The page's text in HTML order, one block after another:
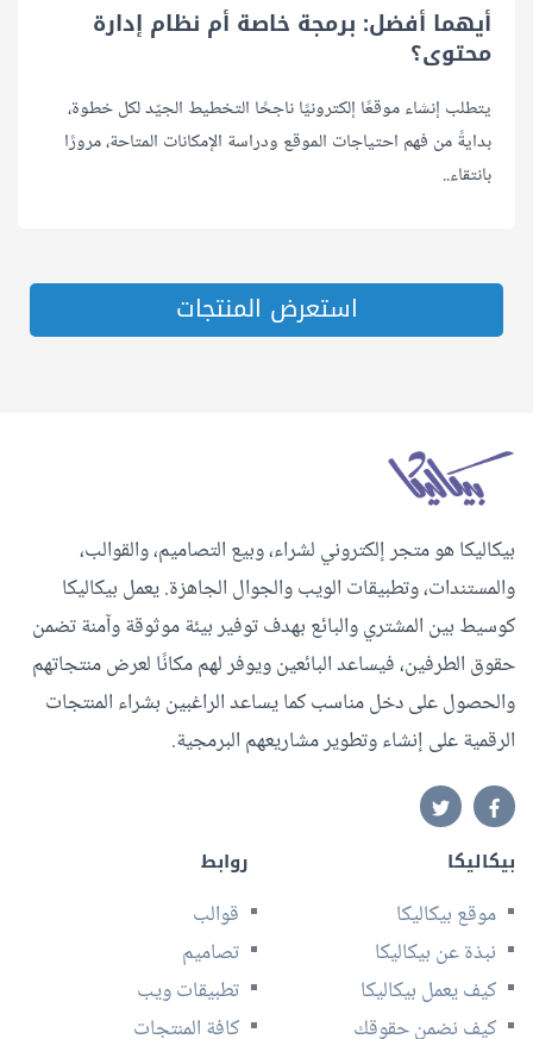
أيهما أفضل: ﺑﺮﻣﺠﺔ ﺧﺎﺻﺔ أم ﻧﻈﺎم إدارة
ﻣﺤﺘﻮى؟
يتطلب إنشاء موقعًا إلكترونيًا ناجحًا التخطيط الجيّد لكل خطوة،
بدايةً من فهم احتياجات الموقع ودراسة الإمكانات المتاحة، مرورًا
بانتقاء..
استعرض المنتجات
بيكاليكا هو متجر إلكتروني لشراء، وبيع التصاميم، والقوالب،
والمستندات، وتطبيقات الويب والجوال الجاهزة. يعمل بيكاليكا
كوسيط بين المشتري والبائع بهدف توفير بيئة موثوقة وآمنة تضمن
حقوق الطرفين، فيساعد البائعين ويوفر لهم مكانًا لعرض منتجاتهم
والحصول على دخل مناسب كما يساعد الراغبين بشراء المنتجات
الرقمية على إنشاء وتطوير مشاريعهم البرمجية.
بيكاليكا
موقع بيكاليكا
نبذة عن بيكاليكا
كيف يعمل بيكاليكا
كيف نضمن حقوقك
روابط
قوالب
تصاميم
تطبيقات ويب
كافة المنتجات